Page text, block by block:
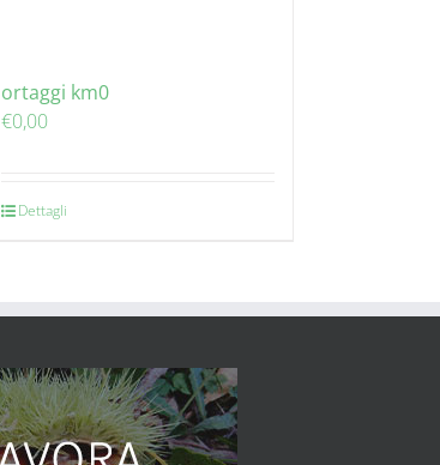
ortaggi km0
€0,00
Dettagli